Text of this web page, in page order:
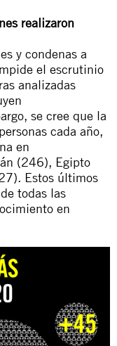
realizaron
y condenas a
el escrutinio
analizadas
se cree que la
cada año,
en
(246), Egipto
Estos últimos
todas las
en